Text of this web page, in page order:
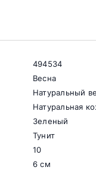
494534
Весна
Натуральный
Натуральная
Зеленый
Тунит
10
6 см